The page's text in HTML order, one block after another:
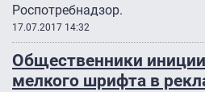
Роспотребнадзор.
17.07.2017 14:32
Общественники
мелкого шрифта в